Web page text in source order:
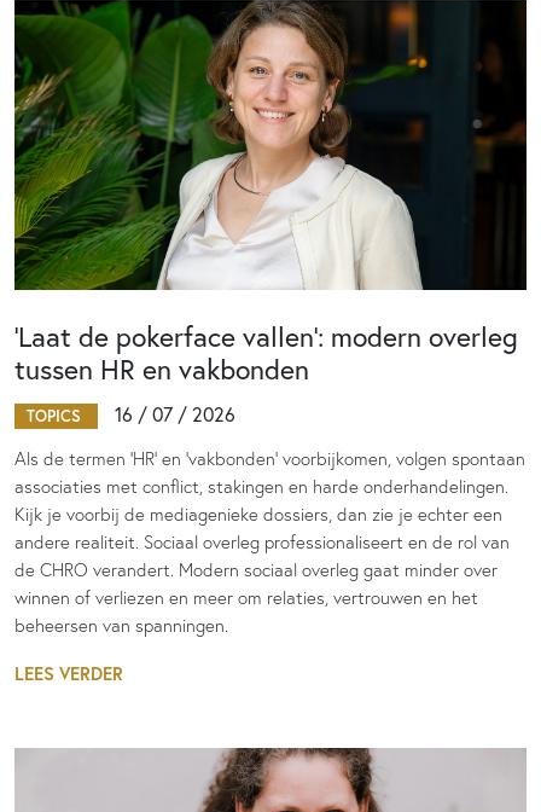
‘Laat de pokerface vallen’: modern overleg
tussen HR en vakbonden
TOPICS 16 / 07 / 2026
Als de termen 'HR' en 'vakbonden' voorbijkomen, volgen spontaan
associaties met conflict, stakingen en harde onderhandelingen.
Kijk je voorbij de mediagenieke dossiers, dan zie je echter een
andere realiteit. Sociaal overleg professionaliseert en de rol van
de CHRO verandert. Modern sociaal overleg gaat minder over
winnen of verliezen en meer om relaties, vertrouwen en het
beheersen van spanningen.
LEES VERDER